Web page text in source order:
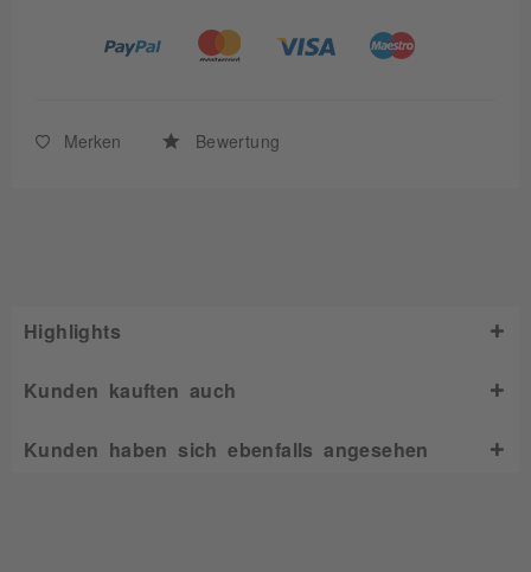
Merken Bewertung
Highlights
Kunden kauften auch
Kunden haben sich ebenfalls angesehen